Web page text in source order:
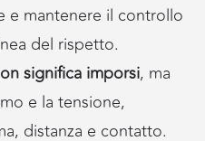
e mantenere il controllo
del rispetto.
significa imporsi, ma
e la tensione,
distanza e contatto.